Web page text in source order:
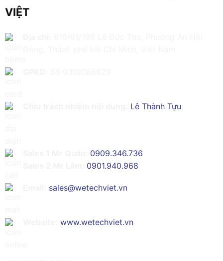
VIỆT
Lê Thành Tựu
0909.346.736
0901.940.968
sales@wetechviet.vn
www.wetechviet.vn